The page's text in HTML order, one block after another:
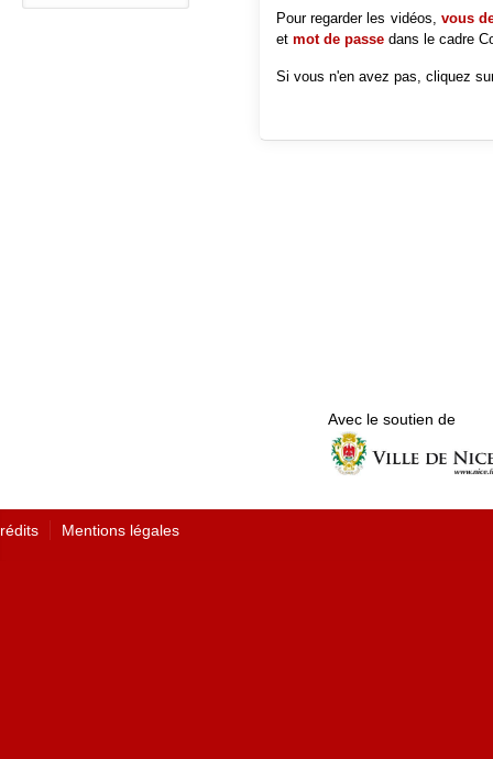
Pour regarder les vidéos, vous
et mot de passedans le cadre
Si vous n'en avez pas, cliquez
Avec le soutien de
Mentions légales